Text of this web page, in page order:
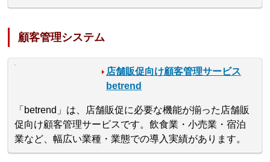
顧客管理システム
店舗販促向け顧客管理サービス
betrend
「betrend」は、店舗販促に必要な機能が揃った店舗販
促向け顧客管理サービスです。飲食業・小売業・宿泊
業など、幅広い業種・業態での導入実績があります。